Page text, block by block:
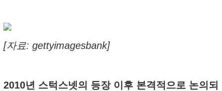
[자료: gettyimagesbank]
2010년 스턱스넷의 등장 이후 본격적으로 논의되